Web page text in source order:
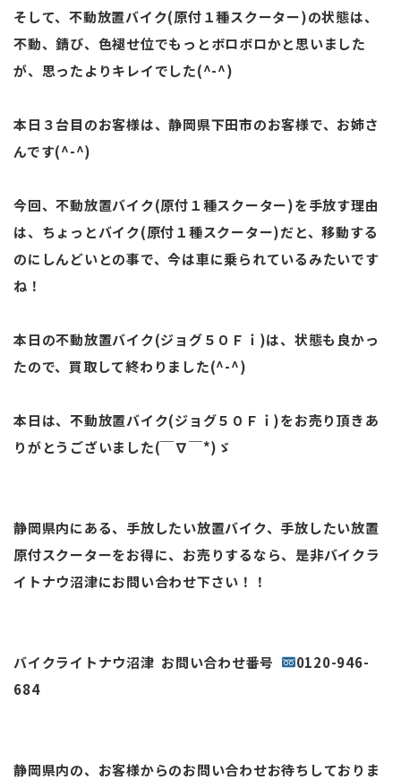
そして、不動放置バイク(原付１種スクーター)の状態は、
不動、錆び、色褪せ位でもっとボロボロかと思いました
が、思ったよりキレイでした(^-^)
本日３台目のお客様は、静岡県下田市のお客様で、お姉さ
んです(^-^)
今回、不動放置バイク(原付１種スクーター)を手放す理由
は、ちょっとバイク(原付１種スクーター)だと、移動する
のにしんどいとの事で、今は車に乗られているみたいです
ね！
本日の不動放置バイク(ジョグ５０Ｆｉ)は、状態も良かっ
たので、買取して終わりました(^-^)
本日は、不動放置バイク(ジョグ５０Ｆｉ)をお売り頂きあ
りがとうございました(￣∇￣*)ゞ
静岡県内にある、手放したい放置バイク、手放したい放置
原付スクーターをお得に、お売りするなら、是非バイクラ
イトナウ沼津にお問い合わせ下さい！！
バイクライトナウ沼津 お問い合わせ番号
0120-946-
684
静岡県内の、お客様からのお問い合わせお待ちしておりま